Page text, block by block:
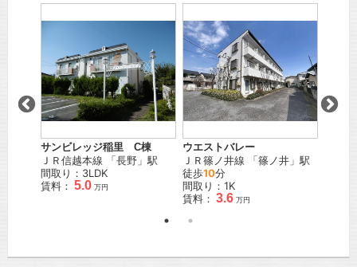
サンビレッジ稲里 C棟
ＪＲ信越本線 「長野 」駅
間取り：3LDK
賃料： 5.0 万円
ウエストバレー
ＪＲ篠ノ井線 「篠ノ井 」駅
徒歩10分
間取り：1K
賃料： 3.6 万円